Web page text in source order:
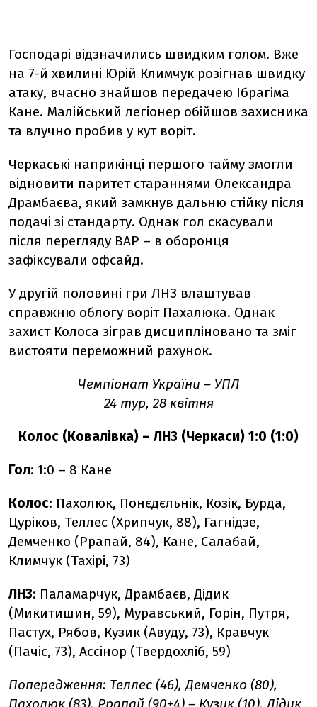
Господарі відзначились швидким голом. Вже
на 7-й хвилині Юрій Климчук розігнав швидку
атаку, вчасно знайшов передачею Ібрагіма
Кане. Малійський легіонер обійшов захисника
та влучно пробив у кут воріт.
Черкаські наприкінці першого тайму змогли
відновити паритет стараннями Олександра
Драмбаєва, який замкнув дальню стійку після
подачі зі стандарту. Однак гол скасували
після перегляду ВАР – в оборонця
зафіксували офсайд.
У другій половині гри ЛНЗ влаштував
справжню облогу воріт Пахалюка. Однак
захист Колоса зіграв дисципліновано та зміг
вистояти переможний рахунок.
Чемпіонат України – УПЛ
24 тур, 28 квітня
Колос (Ковалівка) – ЛНЗ (Черкаси) 1:0 (1:0)
Гол: 1:0 – 8 Кане
Колос: Пахолюк, Понєдєльнік, Козік, Бурда,
Цуріков, Теллес (Хрипчук, 88), Гагнідзе,
Демченко (Ррапай, 84), Кане, Салабай,
Климчук (Тахірі, 73)
ЛНЗ: Паламарчук, Драмбаєв, Дідик
(Микитишин, 59), Муравський, Горін, Путря,
Пастух, Рябов, Кузик (Авуду, 73), Кравчук
(Пачіс, 73), Ассінор (Твердохліб, 59)
Попередження: Теллес (46), Демченко (80),